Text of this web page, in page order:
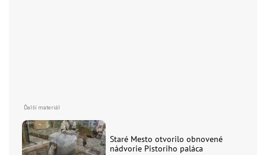
Staré Mesto otvorilo obnovené
nádvorie Pistoriho paláca